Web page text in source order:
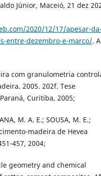
Júnior, Maceió, 21 dez
2020/12/17/apesar-da-
entre-dezembro-e-marco/.
com granulometria
2005. 202f. Tese
Curitiba, 2005;
M. A. E.; SOUSA, M. E.;
madeira de Hevea
457, 2004;
geometry and chemical